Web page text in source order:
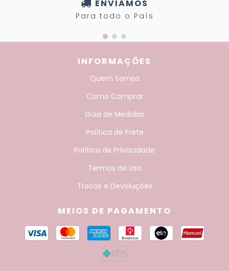
ENVIAMOS
Para todo o País
INFORMAÇÕES
Quem Somos
Como Comprar
Guia de Medidas
Política de Frete
Política de Privacidade
Termos de Uso
Trocas e Devoluções
MEIOS DE PAGAMENTO